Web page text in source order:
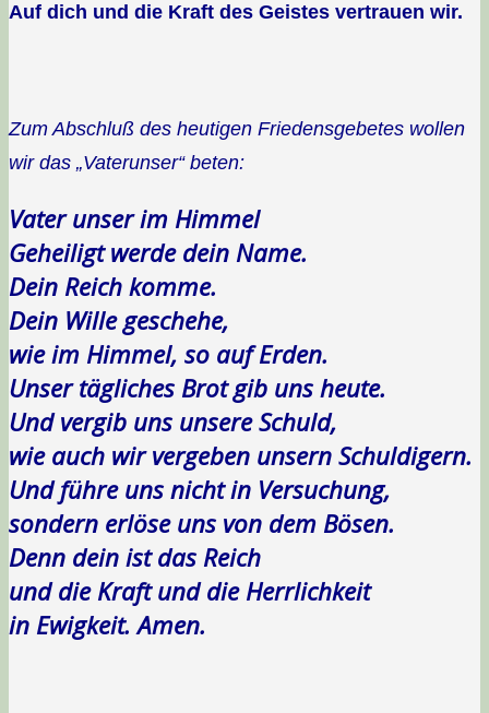
Auf dich und die Kraft des Geistes vertrauen wir.
Zum Abschluß des heutigen Friedensgebetes wollen
wir das „Vaterunser“ beten:
Vater unser im Himmel
Geheiligt werde dein Name.
Dein Reich komme.
Dein Wille geschehe,
wie im Himmel, so auf Erden.
Unser tägliches Brot gib uns heute.
Und vergib uns unsere Schuld,
wie auch wir vergeben unsern Schuldigern.
Und führe uns nicht in Versuchung,
sondern erlöse uns von dem Bösen.
Denn dein ist das Reich
und die Kraft und die Herrlichkeit
in Ewigkeit. Amen.